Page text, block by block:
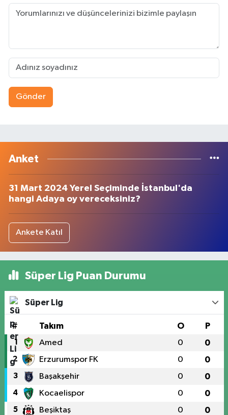
Gönder
Anket
31 Mart 2024 Yerel Seçiminde İstanbul'da
hangi Adaya oy vereceksiniz?
Ankete Katıl
Süper Lig Puan Durumu
Süper Lig
# Takım O P
1 Amed 0 0
2 Erzurumspor FK 0 0
3 Başakşehir 0 0
4 Kocaelispor 0 0
5 Beşiktaş 0 0